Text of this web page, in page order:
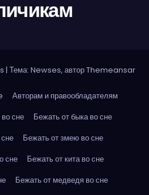
| Тема: Newses, авторThemeansar
Авторам и правообладателям
сне
Бежать от быка во сне
Бежать от змею во сне
сне
Бежать от кита во сне
Бежать от медведя во сне